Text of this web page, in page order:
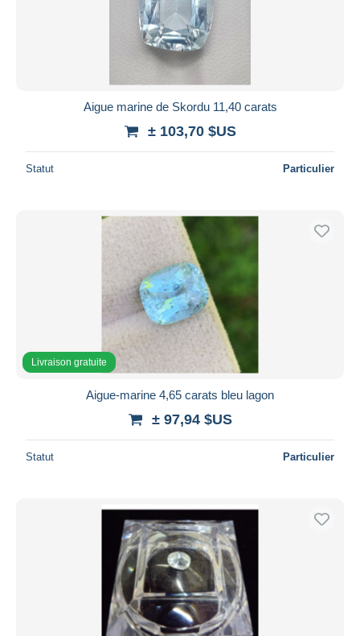
Virement bancaire
iDeal
Maestro
Monde entier
Appliquer
Aigue marine de Skordu 11,40 carats
± 103,70 $US
Statut Particulier
Livraison gratuite
Aigue-marine 4,65 carats bleu lagon
± 97,94 $US
Statut Particulier